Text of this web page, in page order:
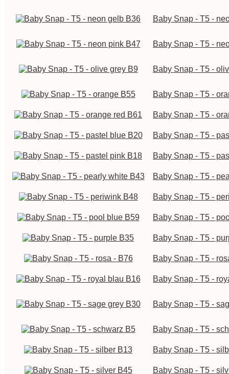
Baby Snap - T5 -
Baby Snap - T5 -
Baby Snap - T5 -
Baby Snap - T5 -
Baby Snap - T5 -
Baby Snap - T5 -
Baby Snap - T5 -
Baby Snap - T5 -
Baby Snap - T5 -
Baby Snap - T5 -
Baby Snap - T5 -
Baby Snap - T5 -
Baby Snap - T5 -
Baby Snap - T5 -
Baby Snap - T5 -
Baby Snap - T5 -
Baby Snap - T5 -